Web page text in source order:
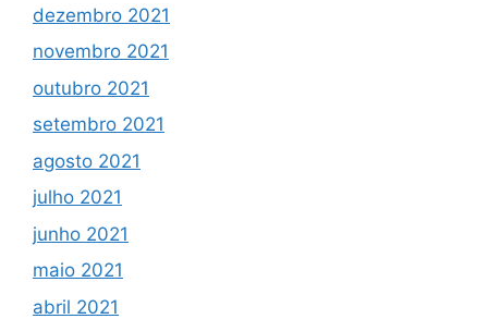
dezembro 2021
novembro 2021
outubro 2021
setembro 2021
agosto 2021
julho 2021
junho 2021
maio 2021
abril 2021